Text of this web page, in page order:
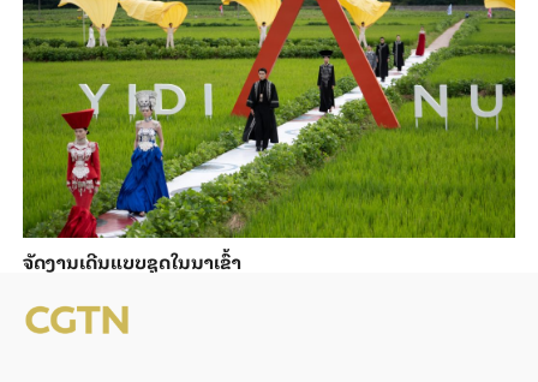
ຈັດງານເດີນແບບຊຸດໃນນາເຂົ້າ